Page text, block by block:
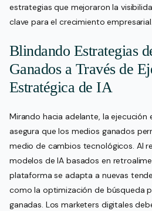
estrategias que mejoraron la
clave para el crecimiento empresarial.
Blindando Estrategias
Ganados a Través de
Estratégica de IA
Mirando hacia adelante, la ejecución
asegura que los medios ganados
medio de cambios tecnológicos. Al
modelos de IA basados en
plataforma se adapta a nuevas
como la optimización de búsqueda
ganadas. Los marketers digitales